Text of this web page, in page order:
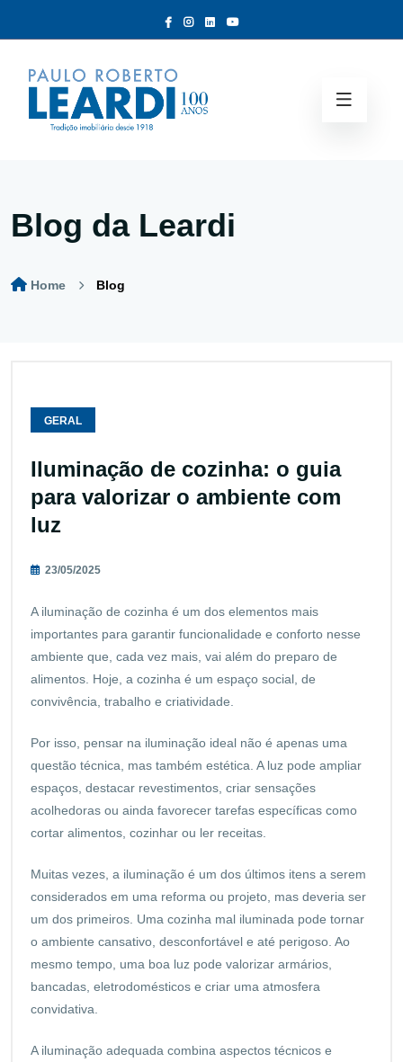
Blog da Leardi
Home Blog
GERAL
Iluminação de cozinha: o guia
para valorizar o ambiente com
luz
23/05/2025
A iluminação de cozinha é um dos elementos mais
importantes para garantir funcionalidade e conforto nesse
ambiente que, cada vez mais, vai além do preparo de
alimentos. Hoje, a cozinha é um espaço social, de
convivência, trabalho e criatividade.
Por isso, pensar na iluminação ideal não é apenas uma
questão técnica, mas também estética. A luz pode ampliar
espaços, destacar revestimentos, criar sensações
acolhedoras ou ainda favorecer tarefas específicas como
cortar alimentos, cozinhar ou ler receitas.
Muitas vezes, a iluminação é um dos últimos itens a serem
considerados em uma reforma ou projeto, mas deveria ser
um dos primeiros. Uma cozinha mal iluminada pode tornar
o ambiente cansativo, desconfortável e até perigoso. Ao
mesmo tempo, uma boa luz pode valorizar armários,
bancadas, eletrodomésticos e criar uma atmosfera
convidativa.
A iluminação adequada combina aspectos técnicos e